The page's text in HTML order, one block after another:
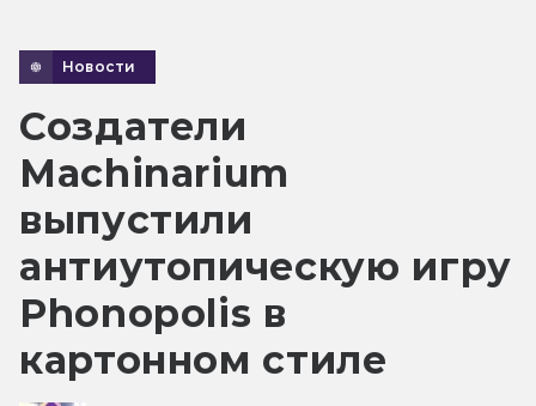
Новости
Создатели
Machinarium
выпустили
антиутопическую игру
Phonopolis в
картонном стиле